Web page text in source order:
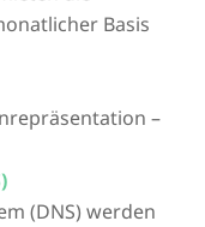
Basis
–
(DNS) werden